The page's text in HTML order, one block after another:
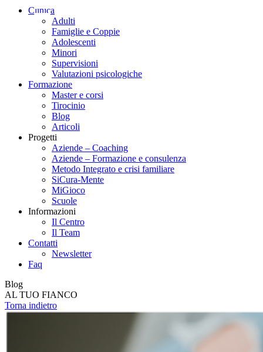
Clinica
Adulti
Famiglie e Coppie
Adolescenti
Minori
Supervisioni
Valutazioni psicologiche
Formazione
Master e corsi
Tirocinio
Blog
Articoli
Progetti
Aziende – Coaching
Aziende – Formazione e consulenza
Metodo Integrato e crisi familiare
SiCura-Mente
MiGioco
Scuole
Informazioni
Il Centro
Il Team
Contatti
Newsletter
Faq
Blog
AL TUO FIANCO
Torna indietro